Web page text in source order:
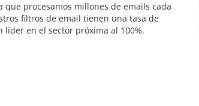
que procesamos millones de emails cada
filtros de email tienen una tasa de
líder en el sector próxima al 100%.